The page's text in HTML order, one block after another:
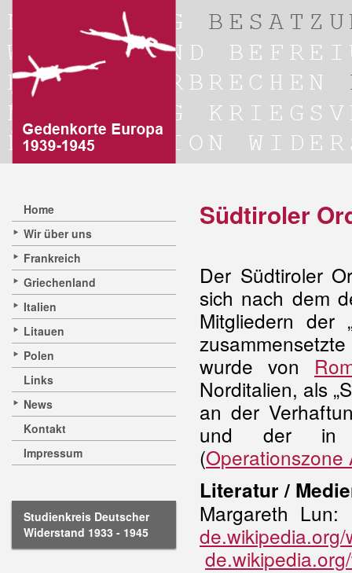
Home
Wir über uns
Frankreich
Griechenland
Italien
Litauen
Polen
Links
News
Kontakt
Impressum
Studienkreis Deutscher
Widerstand 1933 - 1945
Südtiroler
Der Südtiroler
sich nach dem
Mitgliedern der
wurde von
Norditalien, als
an der
und der
(Operationszone
Literatur /
Margareth